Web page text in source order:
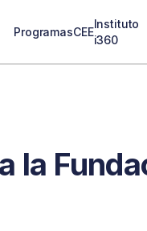
ProgramasCEE
Instituto
i360
la